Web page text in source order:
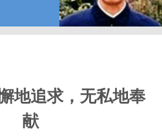
地追求，无私地奉
献